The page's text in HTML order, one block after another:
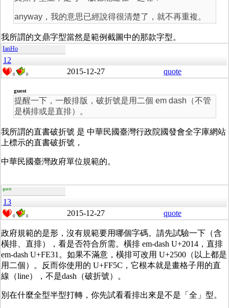
anyway，我的意思已經說得很清楚了，就不再重複。
我所謂的文鼎字型當然是範例截圖中的那款字型。
IanHo
12
0 0 2015-12-27 quote
guest
提醒一下，一般排版，破折號是用二個 em dash（不管
是橫排或是直排）。
我所謂的直書破折號 是 中華民國臺灣行政院國發會全字庫網站
上標示的直書破折號，
中華民國臺灣政府單位規範的。
guest
13
0 0 2015-12-27 quote
政府規範的是形，沒有規範要用哪個字碼。請先試驗一下（含
橫排、直排），看是否符合所需。橫排 em-dash U+2014，直排
em-dash U+FE31。如果不滿意，橫排可改用 U+2500（以上都是
用二個）。反而你使用的 U+FF5C，它根本就是畫格子用的直
線（line），不是dash（破折號）。
別在什麼全型半型打轉，你先試看看排出來是不是「全」型。